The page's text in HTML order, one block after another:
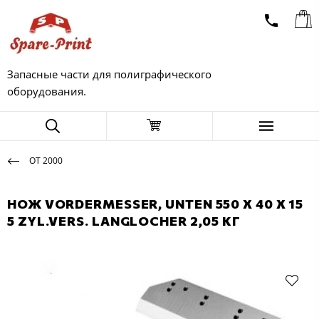
Запасные части для полиграфического
оборудования.
OT 2000
НОЖ VORDERMESSER, UNTEN 550 X 40 X 15
5 ZYL.VERS. LANGLOCHER 2,05 КГ